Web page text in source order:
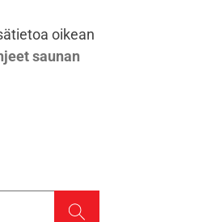
oikean
saunan